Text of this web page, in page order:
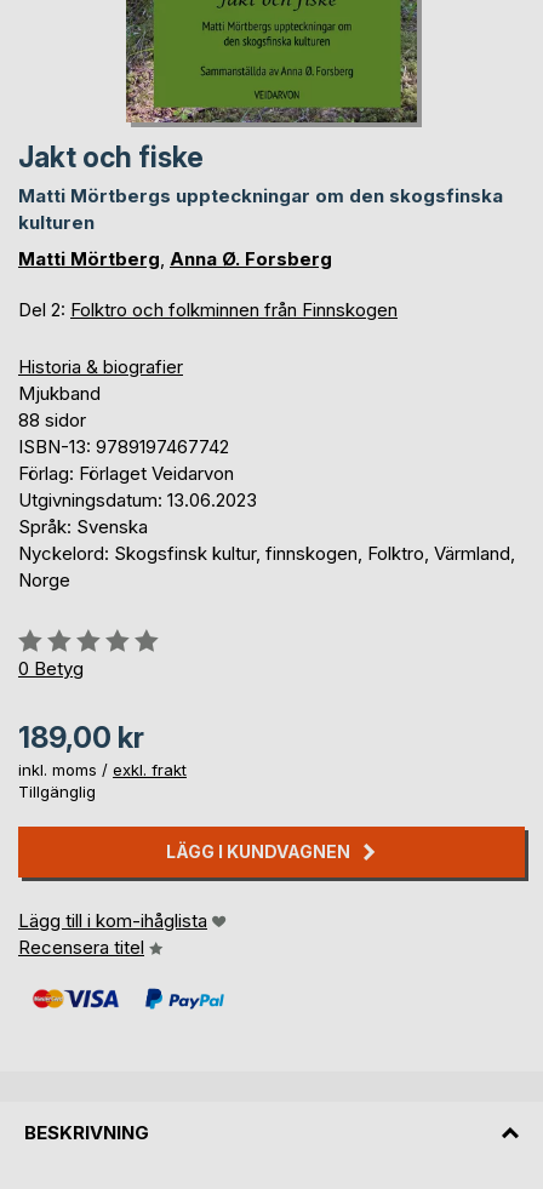
Jakt och fiske
Matti Mörtbergs uppteckningar om den skogsfinska
kulturen
Matti Mörtberg Anna Ø. Forsberg
Del 2: Folktro och folkminnen från Finnskogen
Historia & biografier
Mjukband
88 sidor
ISBN-13: 9789197467742
Förlag: Förlaget Veidarvon
Utgivningsdatum: 13.06.2023
Språk: Svenska
Nyckelord: Skogsfinsk kultur, finnskogen, Folktro, Värmland,
Norge
Betyg::
0%
0 Betyg
189,00 kr
inkl. moms / exkl. frakt
Tillgänglig
LÄGG I KUNDVAGNEN
Lägg till i kom-ihåglista
Recensera titel
BESKRIVNING